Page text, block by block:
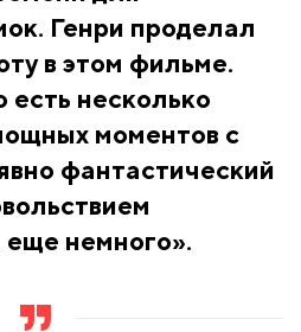
Генри проделал
в этом фильме.
несколько
моментов с
фантастический
немного».